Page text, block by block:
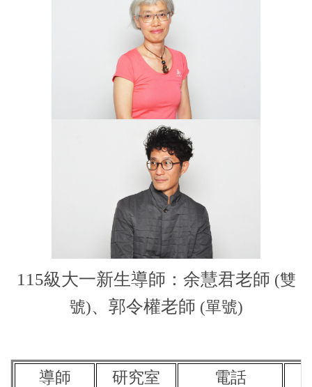
115級大一新生導師：余慧君老師 (雙
號)、郭令權老師 (單號)
導師 研究室
電話